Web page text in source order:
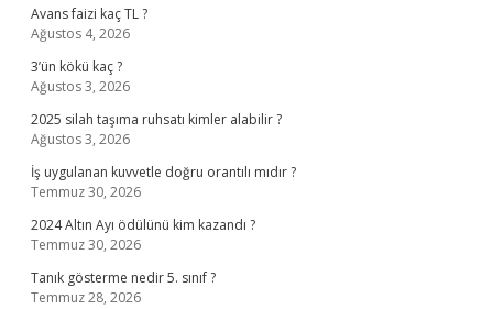
Avans faizi kaç TL ?
Ağustos 4, 2026
3’ün kökü kaç ?
Ağustos 3, 2026
2025 silah taşıma ruhsatı kimler alabilir ?
Ağustos 3, 2026
İş uygulanan kuvvetle doğru orantılı mıdır ?
Temmuz 30, 2026
2024 Altın Ayı ödülünü kim kazandı ?
Temmuz 30, 2026
Tanık gösterme nedir 5. sınıf ?
Temmuz 28, 2026